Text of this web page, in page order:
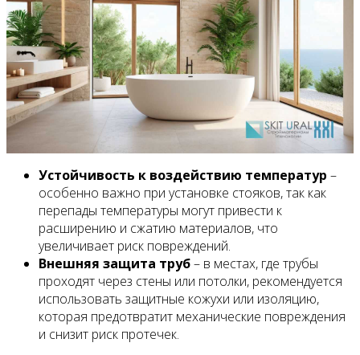
Устойчивость к воздействию температур –
особенно важно при установке стояков, так как
перепады температуры могут привести к
расширению и сжатию материалов, что
увеличивает риск повреждений.
Внешняя защита труб– в местах, где трубы
проходят через стены или потолки, рекомендуется
использовать защитные кожухи или изоляцию,
которая предотвратит механические повреждения
и снизит риск протечек.